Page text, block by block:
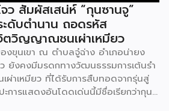
ว สัมผัสเสน่ห์ “กุนซานจู”
ดับตำนาน ถอดรหัส
ตวิญญาณชนเผ่าเหมียว
องขุนเขา ณ ตำบลจู๋ฉ่าง อำเภอน่ายง
ยังคงมีมรดกทางวัฒนธรรมการเต้นรำ
ผ่าเหมียว ที่ได้รับการสืบทอดจากรุ่นสู่
การแสดงอันโดดเด่นนี้มีชื่อเรียกว่ากุน